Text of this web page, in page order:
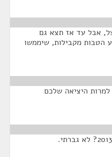
לא רק שננצל, אבל עד אז תצא גם
הטבות מקבילות, שיממשו
היציאה שלכם